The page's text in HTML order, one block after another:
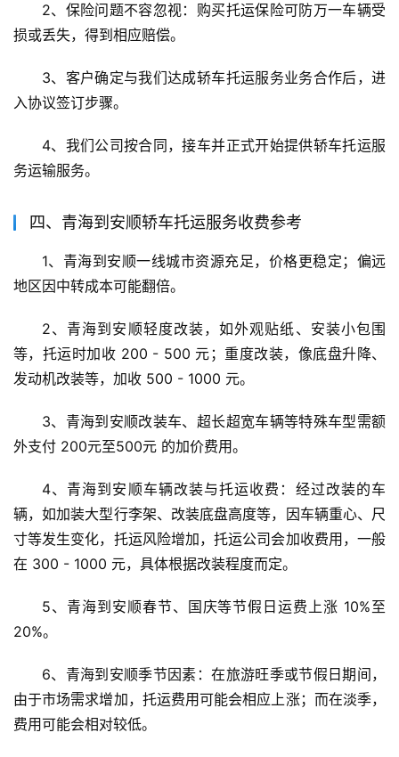
2、保险问题不容忽视：购买托运保险可防万一车辆受
损或丢失，得到相应赔偿。
3、客户确定与我们达成轿车托运服务业务合作后，进
入协议签订步骤。
4、我们公司按合同，接车并正式开始提供轿车托运服
务运输服务。
四、青海到安顺轿车托运服务收费参考
1、青海到安顺一线城市资源充足，价格更稳定；偏远
地区因中转成本可能翻倍。
2、青海到安顺轻度改装，如外观贴纸、安装小包围
等，托运时加收 200 - 500 元；重度改装，像底盘升降、
发动机改装等，加收 500 - 1000 元。
3、青海到安顺改装车、超长超宽车辆等特殊车型需额
外支付 200元至500元 的加价费用。
4、青海到安顺车辆改装与托运收费：经过改装的车
辆，如加装大型行李架、改装底盘高度等，因车辆重心、尺
寸等发生变化，托运风险增加，托运公司会加收费用，一般
在 300 - 1000 元，具体根据改装程度而定。
5、青海到安顺春节、国庆等节假日运费上涨 10%至
20%。
6、青海到安顺季节因素：在旅游旺季或节假日期间，
由于市场需求增加，托运费用可能会相应上涨；而在淡季，
费用可能会相对较低。